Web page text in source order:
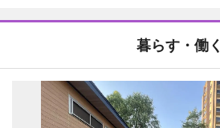
暮らす・働く